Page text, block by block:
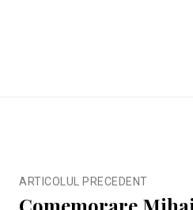
ARTICOLUL PRECEDENT